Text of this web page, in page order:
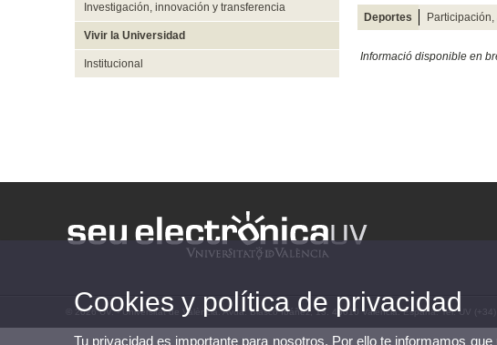
Investigación, innovación y transferencia
Vivir la Universidad
Institucional
Deportes
Informació disponible en
© 2026 UV. - Universitat de València. Avda. Blasco Ibáñez, 13. 46010 Valencia. España. Tel. UV (+34)
Cookies y política de privacidad
Tu privacidad es importante para nosotros. Por ello te informamos